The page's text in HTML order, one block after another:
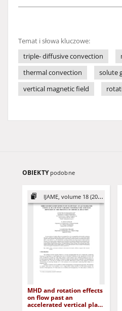
Temat i słowa kluczowe:
triple- diffusive convection
thermal convection
solute
vertical magnetic field
OBIEKTY podobne
IJAME, volume 18 (2013)
MHD and rotation effects
on flow past an
accelerated vertical plate